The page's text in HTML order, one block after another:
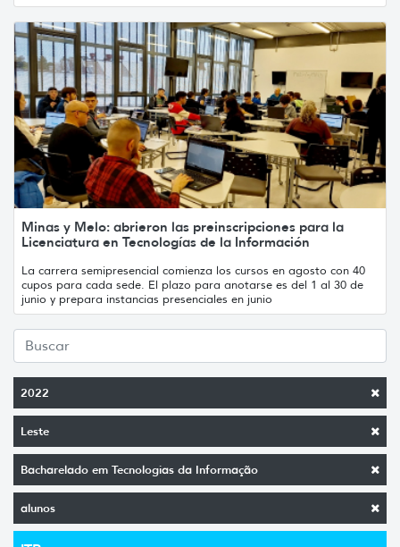
2022
Leste
Bacharelado em Tecnologias da Informação
alunos
Minas y Melo: abrieron las preinscripciones para la
Licenciatura en Tecnologías de la Información
La carrera semipresencial comienza los cursos en agosto con 40
cupos para cada sede. El plazo para anotarse es del 1 al 30 de
junio y prepara instancias presenciales en junio